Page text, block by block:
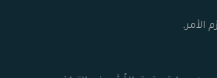
الأمر.